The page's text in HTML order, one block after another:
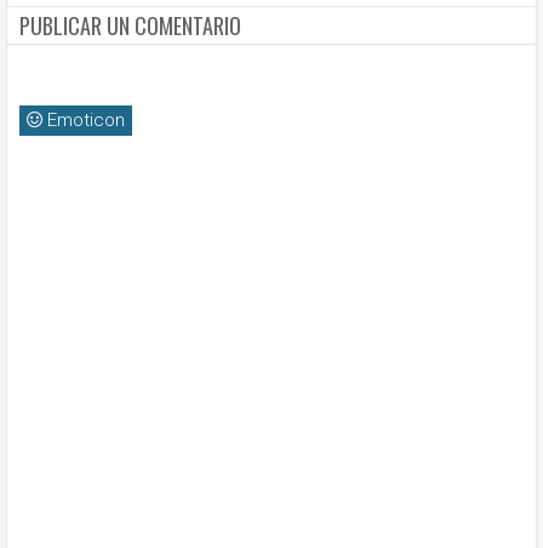
PUBLICAR UN COMENTARIO
Emoticon